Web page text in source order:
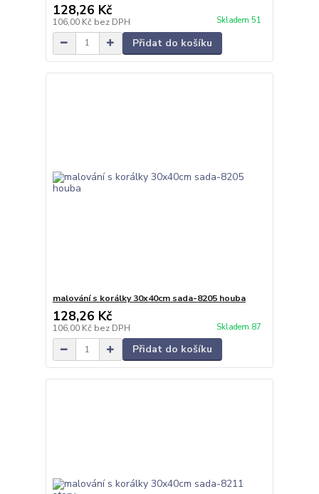
128,26 Kč
106,00 Kč bez DPH Skladem 51
Přidat do košíku
malování s korálky 30x40cm sada-8205 houba
128,26 Kč
106,00 Kč bez DPH Skladem 87
Přidat do košíku